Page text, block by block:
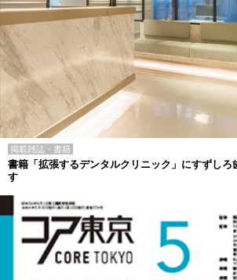
掲載雑誌・書籍
書籍「拡張するデンタルクリニック」にすずしろ
す